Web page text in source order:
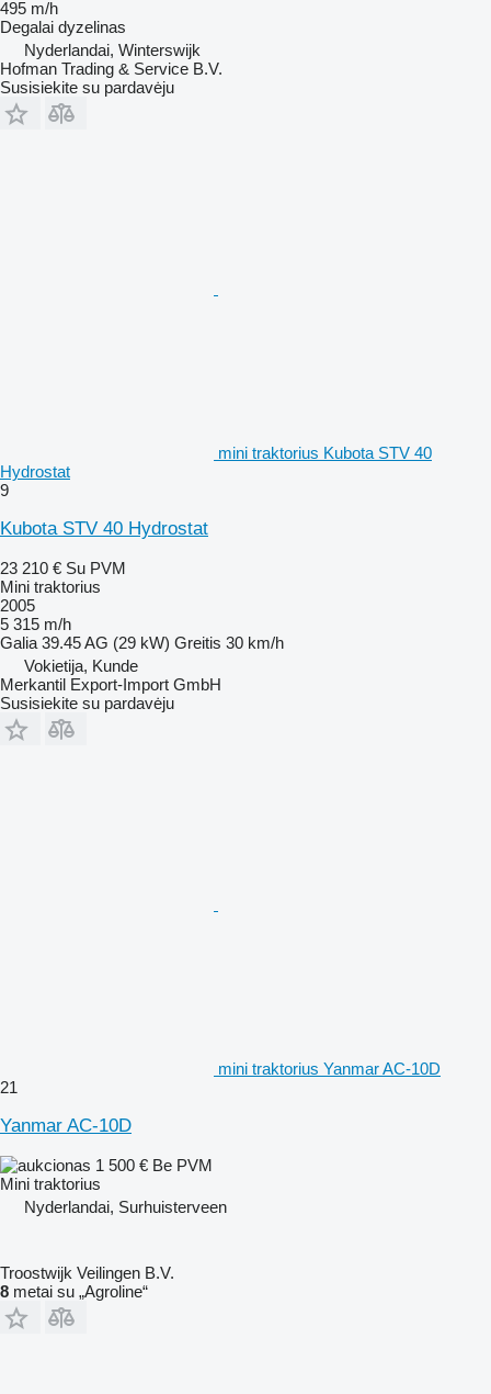
495 m/h
Degalai dyzelinas
Nyderlandai, Winterswijk
Hofman Trading & Service B.V.
Susisiekite su pardavėju
mini traktorius Kubota STV 40
Hydrostat
9
Kubota STV 40 Hydrostat
23 210 € Su PVM
Mini traktorius
2005
5 315 m/h
Galia 39.45 AG (29 kW) Greitis 30 km/h
Vokietija, Kunde
Merkantil Export-Import GmbH
Susisiekite su pardavėju
mini traktorius Yanmar AC-10D
21
Yanmar AC-10D
1 500 € Be PVM
Mini traktorius
Nyderlandai, Surhuisterveen
Troostwijk Veilingen B.V.
8 metai su „Agroline“